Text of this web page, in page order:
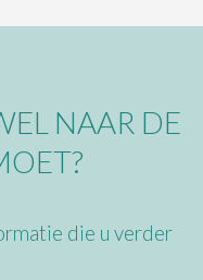
NAAR DE
die u verder